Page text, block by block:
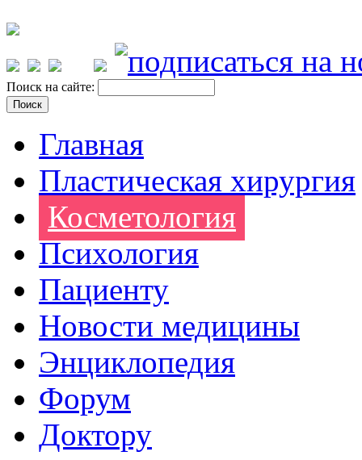
Поиск на сайте:
Главная
Пластическая хирургия
Косметология
Психология
Пациенту
Новости медицины
Энциклопедия
Форум
Доктору